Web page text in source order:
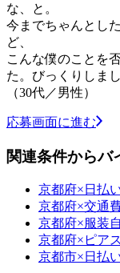
な、と。
今までちゃんとし
ど、
こんな僕のことを
た。びっくりしまし
（30代／男性）
応募画面に進む
関連条件からバ
京都府×日払
京都府×交通
京都府×服装
京都府×ピア
京都市×日払